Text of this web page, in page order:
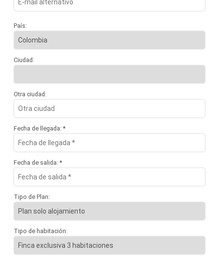
País:
Ciudad:
Otra ciudad:
Fecha de llegada: *
Fecha de salida: *
Tipo de Plan:
Tipo de habitación: